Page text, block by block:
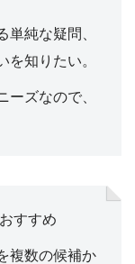
純な疑問、
知りたい。
ズなので、
すすめ
複数の候補か